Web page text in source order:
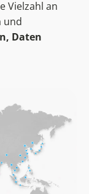
Vielzahl an
und
Daten